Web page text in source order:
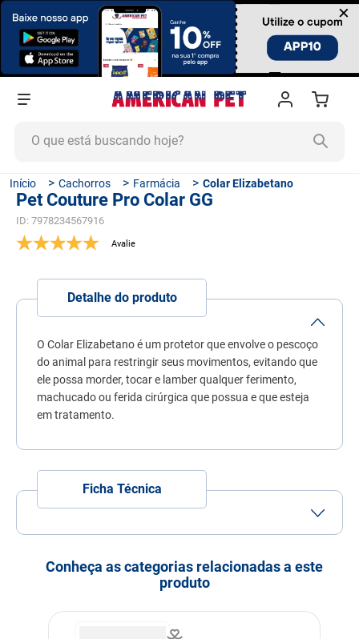
×
Cachorros Farmácia Colar Elizabetano
Pet Couture Pro Colar GG
ID: 7978234567916
Detalhe do produto
O Colar Elizabetano é um protetor que envolve o pescoço
do animal para restringir seus movimentos, evitando que
ele possa morder, tocar e lamber qualquer ferimento,
machucado ou ferida cirúrgica que possua e que esteja
em tratamento.
Ficha Técnica
Cachorros
Indicação Veterinária Processos pós cirúrgicos
Conheça as categorias relacionadas a este
produto
TERMOS MAIS BUSCADOS
1 º
ração cachorro
areia
5º
ração
6º
quatree
7 º
fórmula natural
8º
sachê gato
10º ração premier